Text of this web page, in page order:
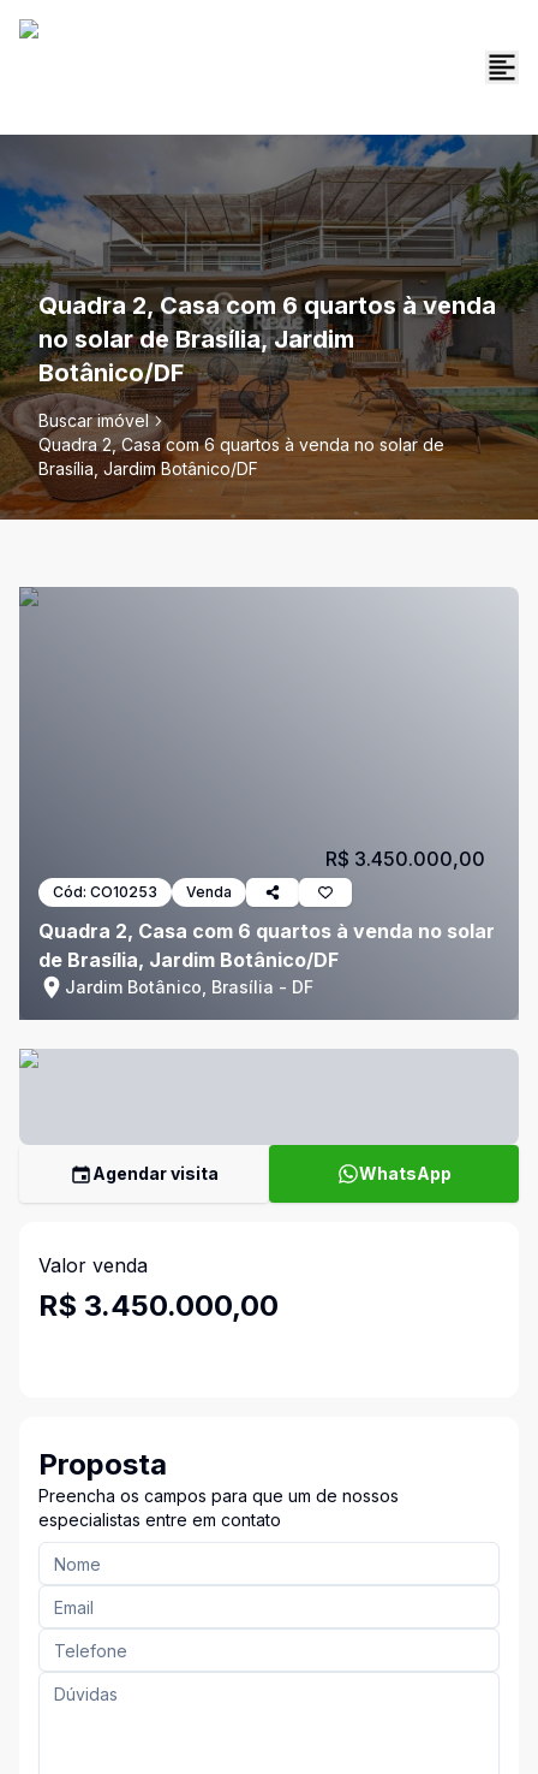
Quadra 2, Casa com 6 quartos à venda
no solar de Brasília, Jardim
Botânico/DF
Buscar imóvel
Quadra 2, Casa com 6 quartos à venda no solar de
Brasília, Jardim Botânico/DF
Cód: CO10253 Venda
Quadra 2, Casa com 6 quartos à venda no solar
de Brasília, Jardim Botânico/DF
Jardim Botânico, Brasília - DF
R$ 3.450.000,00
Agendar visita WhatsApp
Valor venda
R$ 3.450.000,00
Proposta
Preencha os campos para que um de nossos
especialistas entre em contato